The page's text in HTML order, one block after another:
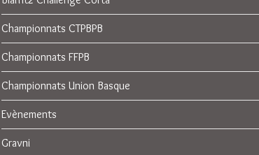
Championnats CTPBPB
Championnats FFPB
Championnats Union Basque
Evènements
Gravni